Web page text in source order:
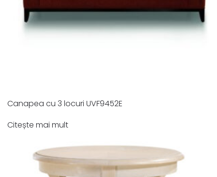
Canapea cu 3 locuri UVF9452E
Citește mai mult